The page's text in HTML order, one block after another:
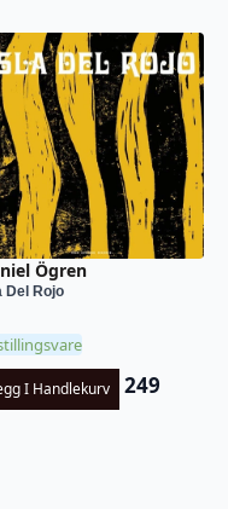
Ögren
Del Rojo
I Handlekurv 249